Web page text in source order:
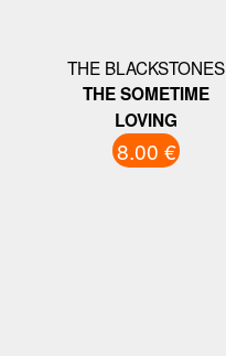
THE BLACKSTONES
THE SOMETIME
LOVING
8.00 €